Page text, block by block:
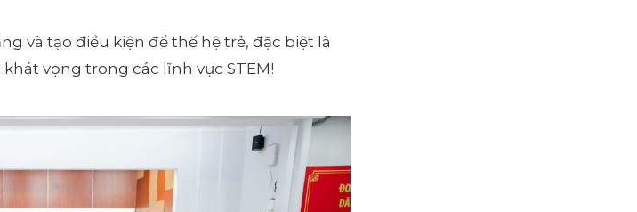
và tạo điều kiện để thế hệ trẻ, đặc biệt là
vọng trong các lĩnh vực STEM!